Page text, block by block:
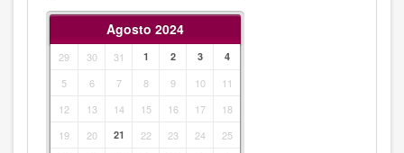
Agosto 2024
29 30 31 1 2 3 4
5 6 7 8 9 10
11
12
13 14 15 16 17
18
19
20 21 22 23 24
25